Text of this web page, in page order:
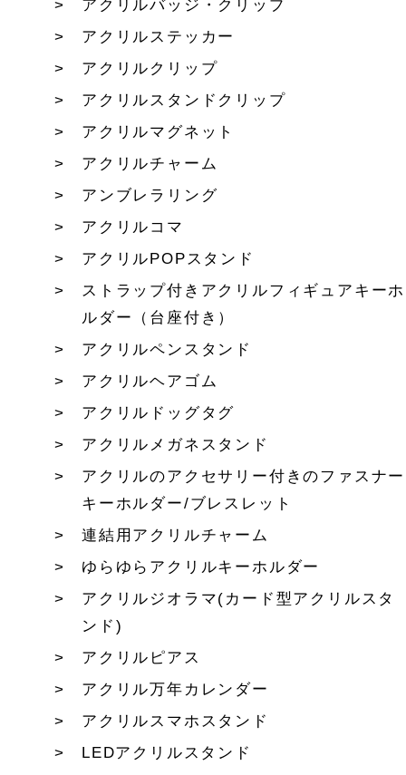
アクリルバッジ・クリップ
アクリルステッカー
アクリルクリップ
アクリルスタンドクリップ
アクリルマグネット
アクリルチャーム
アンブレラリング
アクリルコマ
アクリルPOPスタンド
ストラップ付きアクリルフィギュアキーホ
ルダー（台座付き）
アクリルペンスタンド
アクリルヘアゴム
アクリルドッグタグ
アクリルメガネスタンド
アクリルのアクセサリー付きのファスナー
キーホルダー/ブレスレット
連結用アクリルチャーム
ゆらゆらアクリルキーホルダー
アクリルジオラマ(カード型アクリルスタ
ンド)
アクリルピアス
アクリル万年カレンダー
アクリルスマホスタンド
LEDアクリルスタンド